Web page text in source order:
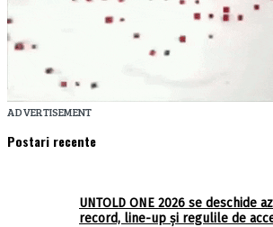
ADVERTISEMENT
Postari recente
UNTOLD ONE 2026 se deschide
record, line-up și regulile de